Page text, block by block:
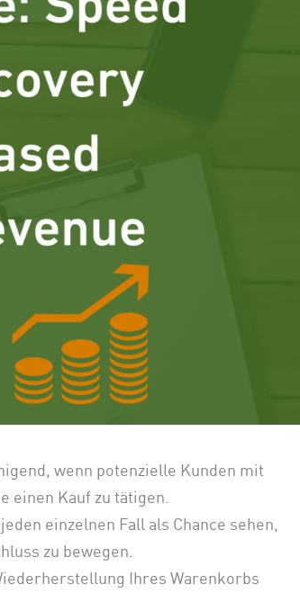
wenn potenzielle Kunden mit
einen Kauf zu tätigen.
einzelnen Fall als Chance sehen,
zu bewegen.
Ihres Warenkorbs